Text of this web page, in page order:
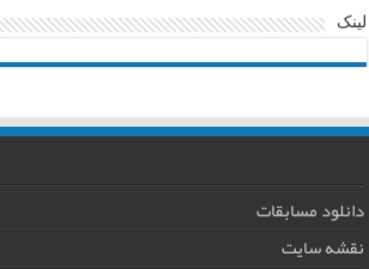
لینک
دانلود مسابقات
نقشه سایت